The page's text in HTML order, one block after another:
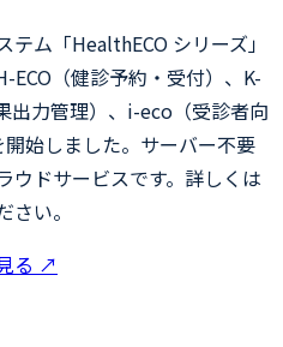
ム「HealthECO シリーズ」
ECO（健診予約・受付）、K-
出力管理）、i-eco（受診者向
始しました。サーバー不要
ウドサービスです。詳しくは
い。
る ↗